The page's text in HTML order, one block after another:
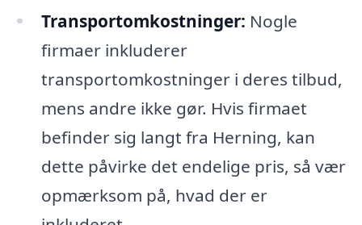
Transportomkostninger: Nogle
firmaer inkluderer
transportomkostninger i deres tilbud,
mens andre ikke gør. Hvis firmaet
befinder sig langt fra Herning, kan
dette påvirke det endelige pris, så vær
opmærksom på, hvad der er